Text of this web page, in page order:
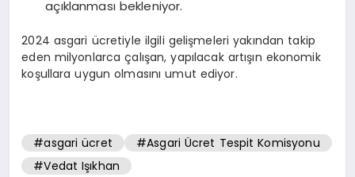
açıklanması bekleniyor.
2024 asgari ücretiyle ilgili gelişmeleri yakından takip
eden milyonlarca çalışan, yapılacak artışın ekonomik
koşullara uygun olmasını umut ediyor.
#asgari ücret
#Asgari Ücret Tespit Komisyonu
#Vedat Işıkhan